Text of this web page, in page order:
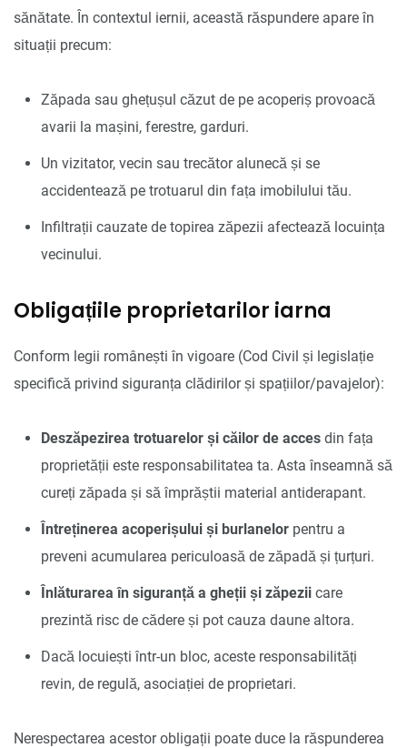
sănătate. În contextul iernii, această răspundere apare în
situații precum:
Zăpada sau ghețușul căzut de pe acoperiș provoacă
avarii la mașini, ferestre, garduri.
Un vizitator, vecin sau trecător alunecă și se
accidentează pe trotuarul din fața imobilului tău.
Infiltrații cauzate de topirea zăpezii afectează locuința
vecinului.
Obligațiile proprietarilor iarna
Conform legii românești în vigoare (Cod Civil și legislație
specifică privind siguranța clădirilor și spațiilor/pavajelor):
Deszăpezirea trotuarelor și căilor de acces din fața
proprietății este responsabilitatea ta. Asta înseamnă să
cureți zăpada și să împrăștii material antiderapant.
Întreținerea acoperișului și burlanelor pentru a
preveni acumularea periculoasă de zăpadă și țurțuri.
Înlăturarea în siguranță a gheții și zăpezii care
prezintă risc de cădere și pot cauza daune altora.
Dacă locuiești într-un bloc, aceste responsabilități
revin, de regulă, asociației de proprietari.
Nerespectarea acestor obligații poate duce la răspunderea